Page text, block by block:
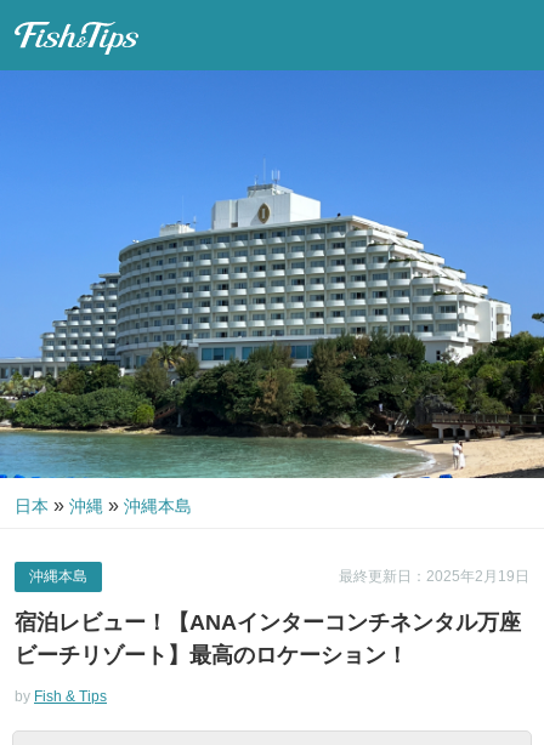
日本 » 沖縄 » 沖縄本島
最終更新日：2025年2月19日
沖縄本島
宿泊レビュー！【ANAインターコンチネンタル万座
ビーチリゾート】最高のロケーション！
by Fish & Tips